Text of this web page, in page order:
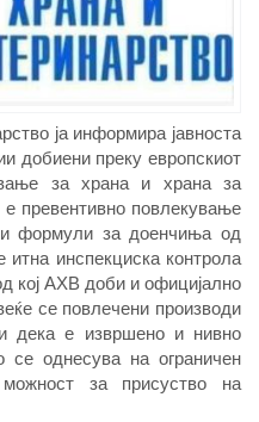
ја информира јавноста
добиени преку европскиот
за храна и храна за
превентивно повлекување
формули за доенчиња од
инспекциска контрола
кој АХВ доби и официјално
се повлечени производи
дека е извршено и нивно
се однесува на ограничен
за присуство на